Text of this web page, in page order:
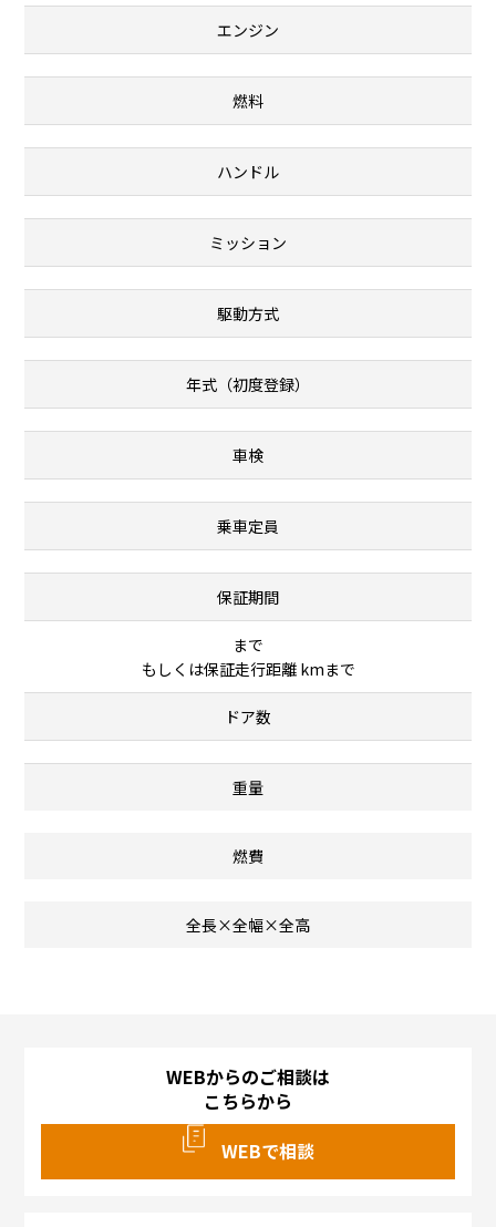
エンジン
燃料
ハンドル
ミッション
駆動方式
年式（初度登録）
車検
乗車定員
保証期間
まで
もしくは保証走行距離 kmまで
ドア数
重量
燃費
全長×全幅×全高
WEBからのご相談は
こちらから
WEBで相談